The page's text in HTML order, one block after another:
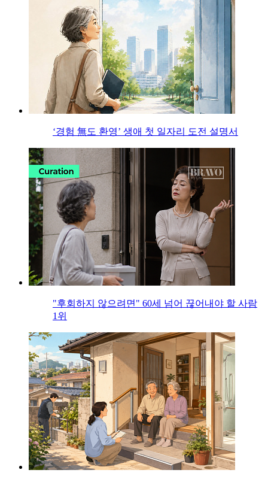
‘경험 無도 환영’ 생애 첫 일자리 도전 설명서
"후회하지 않으려면" 60세 넘어 끊어내야 할 사람
1위